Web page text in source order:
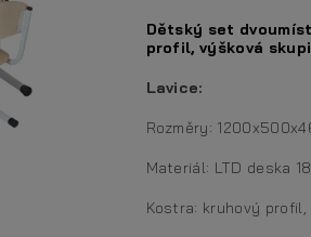
Dětský set
profil, výšková
Lavice:
Rozměry:
Materiál: LTD deska
Kostra: kruhový